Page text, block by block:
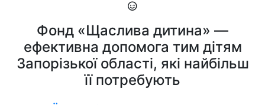
Фонд «Щаслива дитина» —
ефективна допомога тим дітям
Запорізької області, які найбільш
її потребують